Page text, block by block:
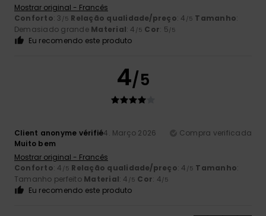
Mostrar original - Francês
Conforto: 3 /5 Relação qualidade/preço: 4 /5 Tamanho:
Demasiado grande Material: 4 /5 Cor: 5/5
Eu recomendo este produto
4/5
Client anonyme vérifié4. Março 2026
Compra verificada
Muito bem
Mostrar original - Francês
Conforto: 4 /5 Relação qualidade/preço: 4 /5 Tamanho:
Tamanho perfeito Material: 4 /5 Cor: 4/5
Eu recomendo este produto